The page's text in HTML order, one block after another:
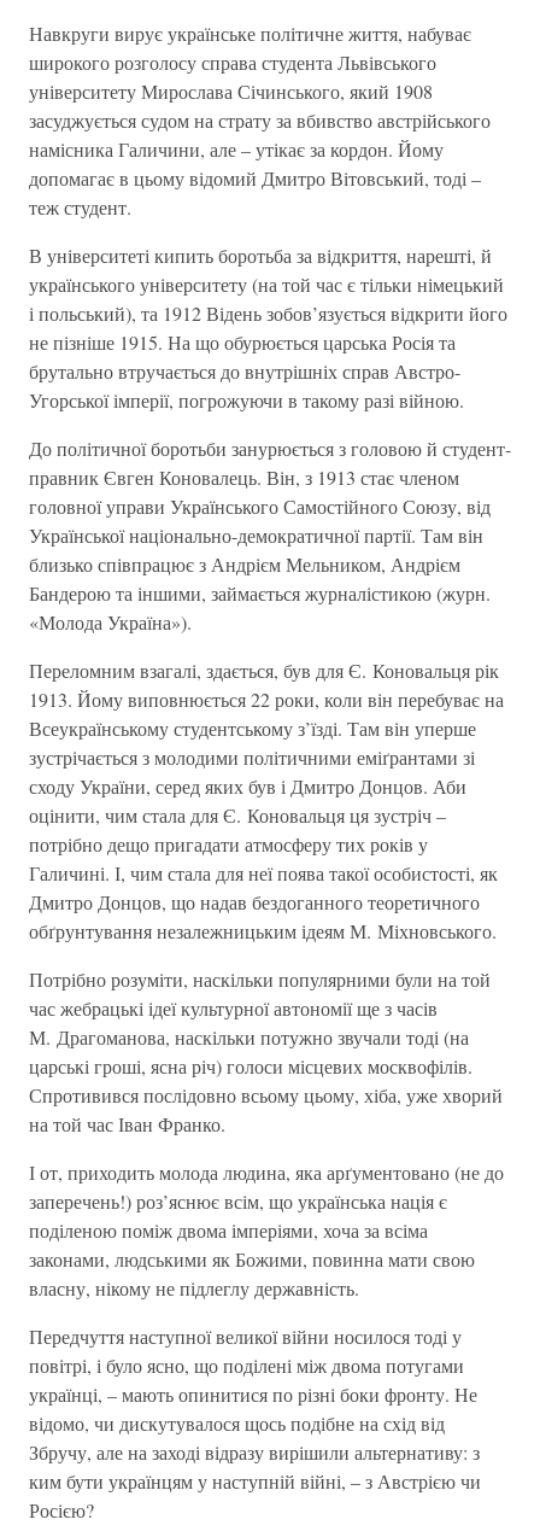
Навкруги вирує українське політичне життя, набуває
широкого розголосу справа студента Львівського
університету Мирослава Січинського, який 1908
засуджується судом на страту за вбивство австрійського
намісника Галичини, але – утікає за кордон. Йому
допомагає в цьому відомий Дмитро Вітовський, тоді –
теж студент.
В університеті кипить боротьба за відкриття, нарешті, й
українського університету (на той час є тільки німецький
і польський), та 1912 Відень зобов’язується відкрити його
не пізніше 1915. На що обурюється царська Росія та
брутально втручається до внутрішніх справ Австро-
Угорської імперії, погрожуючи в такому разі війною.
До політичної боротьби занурюється з головою й студент-
правник Євген Коновалець. Він, з 1913 стає членом
головної управи Українського Самостійного Союзу, від
Української національно-демократичної партії. Там він
близько співпрацює з Андрієм Мельником, Андрієм
Бандерою та іншими, займається журналістикою (журн.
«Молода Україна»).
Переломним взагалі, здається, був для Є. Коновальця рік
1913. Йому виповнюється 22 роки, коли він перебуває на
Всеукраїнському студентському з’їзді. Там він уперше
зустрічається з молодими політичними еміґрантами зі
сходу України, серед яких був і Дмитро Донцов. Аби
оцінити, чим стала для Є. Коновальця ця зустріч –
потрібно дещо пригадати атмосферу тих років у
Галичині. І, чим стала для неї поява такої особистості, як
Дмитро Донцов, що надав бездоганного теоретичного
обґрунтування незалежницьким ідеям М. Міхновського.
Потрібно розуміти, наскільки популярними були на той
час жебрацькі ідеї культурної автономії ще з часів
М. Драгоманова, наскільки потужно звучали тоді (на
царські гроші, ясна річ) голоси місцевих москвофілів.
Спротивився послідовно всьому цьому, хіба, уже хворий
на той час Іван Франко.
І от, приходить молода людина, яка арґументовано (не до
заперечень!) роз’яснює всім, що українська нація є
поділеною поміж двома імперіями, хоча за всіма
законами, людськими як Божими, повинна мати свою
власну, нікому не підлеглу державність.
Передчуття наступної великої війни носилося тоді у
повітрі, і було ясно, що поділені між двома потугами
українці, – мають опинитися по різні боки фронту. Не
відомо, чи дискутувалося щось подібне на схід від
Збручу, але на заході відразу вирішили альтернативу: з
ким бути українцям у наступній війні, – з Австрією чи
Росією?